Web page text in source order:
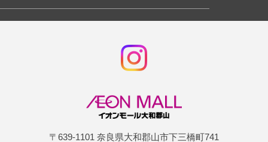
〒639-1101 奈良県大和郡山市下三橋町741